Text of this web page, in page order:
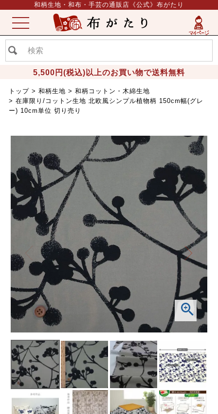
和柄生地・和布・手芸の通販店《公式》布がたり
5,500円(税込)以上のお買い物で送料無料
ME
NU
トップ 和柄生地
和柄コットン・木綿生地
在庫限り/コットン生地 北欧風シンプル植物柄 150cm幅(グレ
ー) 10cm単位 切り売り